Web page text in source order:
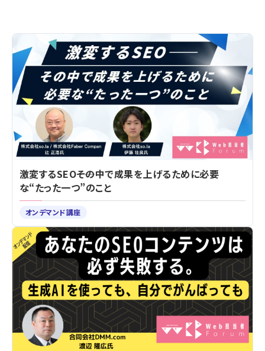
激変するSEO――その中で成果を上げるために必要
な“たった一つ”のこと
オンデマンド講座